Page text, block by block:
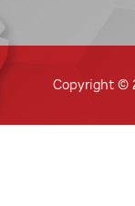
Copyright ©